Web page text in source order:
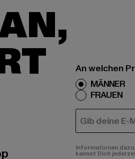
An welchen
MÄNNER
FRAUEN
E-MAIL
Informationen
kannst Dich